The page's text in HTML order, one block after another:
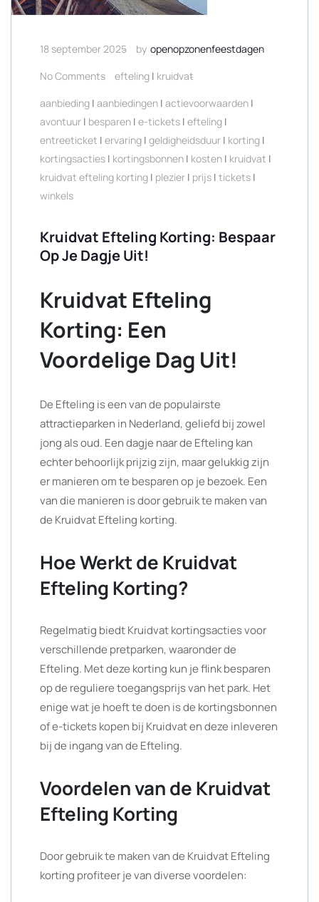
18 september 2025 by openopzonenfeestdagen
No Comments
efteling | kruidvat
aanbieding | aanbiedingen | actievoorwaarden |
avontuur | besparen | e-tickets | efteling |
entreeticket | ervaring | geldigheidsduur | korting |
kortingsacties | kortingsbonnen | kosten | kruidvat |
kruidvat efteling korting | plezier | prijs | tickets |
winkels
Kruidvat Efteling Korting: Bespaar
Op Je Dagje Uit!
Kruidvat Efteling
Korting: Een
Voordelige Dag Uit!
De Efteling is een van de populairste
attractieparken in Nederland, geliefd bij zowel
jong als oud. Een dagje naar de Efteling kan
echter behoorlijk prijzig zijn, maar gelukkig zijn
er manieren om te besparen op je bezoek. Een
van die manieren is door gebruik te maken van
de Kruidvat Efteling korting.
Hoe Werkt de Kruidvat
Efteling Korting?
Regelmatig biedt Kruidvat kortingsacties voor
verschillende pretparken, waaronder de
Efteling. Met deze korting kun je flink besparen
op de reguliere toegangsprijs van het park. Het
enige wat je hoeft te doen is de kortingsbonnen
of e-tickets kopen bij Kruidvat en deze inleveren
bij de ingang van de Efteling.
Voordelen van de Kruidvat
Efteling Korting
Door gebruik te maken van de Kruidvat Efteling
korting profiteer je van diverse voordelen: